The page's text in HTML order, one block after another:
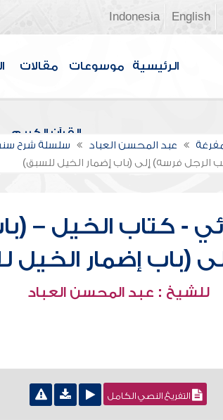
English
Indonesia
الرئيسية موسوعات مقالات
القرآن الكريم
عبد المحسن العباد سلسلة شرح
الرجل فرسه) إلى (باب إضمار الخيل للسبق)
- كتاب الخيل –
(باب إضمار الخيل
للشيخ : عبد المحسن العباد
التفريغ النصي الكامل